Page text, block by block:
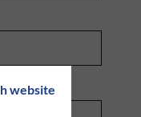
website